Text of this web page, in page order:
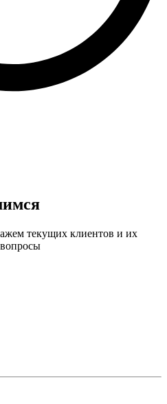
текущих клиентов и их
вопросы